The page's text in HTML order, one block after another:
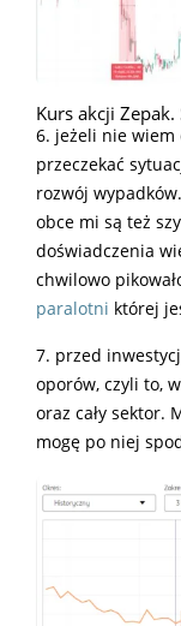
Kurs akcji Zepak.
6. jeżeli nie wiem
przeczekać
rozwój
obce mi są też
doświadczenia
chwilowo
paralotni której
7. przed
oporów, czyli to,
oraz cały sektor.
mogę po niej